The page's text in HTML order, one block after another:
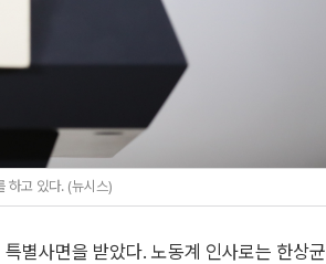
하고 있다. (뉴시스)
별사면을 받았다. 노동계 인사로는 한상균